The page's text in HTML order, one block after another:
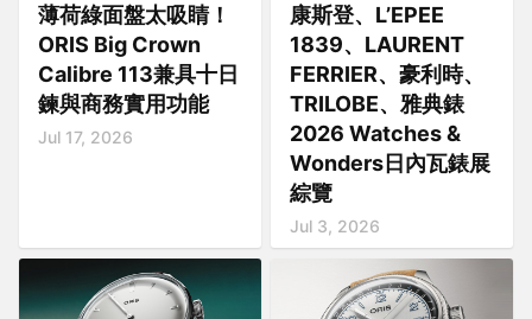
薄荷綠面盤太吸睛！
ORIS Big Crown
Calibre 113兼具十日
鍊與商務實用功能
Jul 17, 2026
康斯登、L’EPEE
1839、LAURENT
FERRIER、豪利時、
TRILOBE、雅典錶
2026 Watches &
Wonders日內瓦錶展
綜覽
Jul 3, 2026